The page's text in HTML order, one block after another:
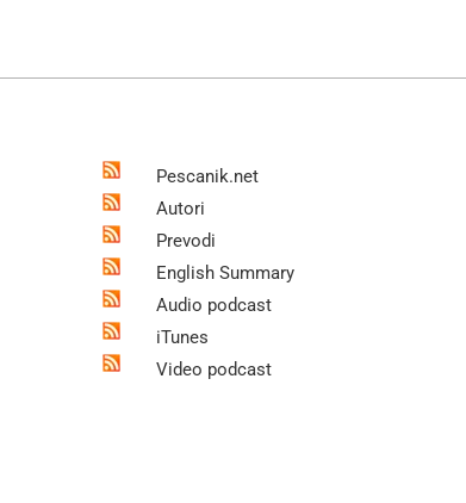
Pescanik.net
Autori
Prevodi
English Summary
Audio podcast
iTunes
Video podcast